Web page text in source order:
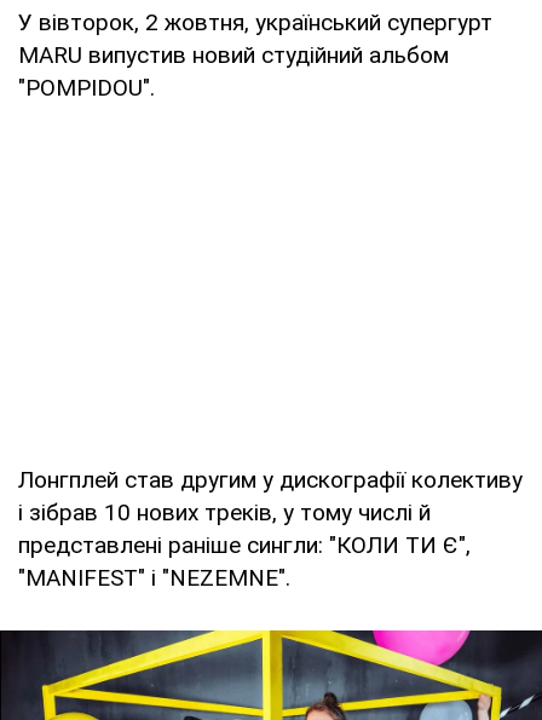
У вівторок, 2 жовтня, український супергурт
MARU випустив новий студійний альбом
"POMPIDOU".
Лонгплей став другим у дискографії колективу
і зібрав 10 нових треків, у тому числі й
представлені раніше сингли: "КОЛИ ТИ Є",
"MANIFEST" і "NEZEMNE".